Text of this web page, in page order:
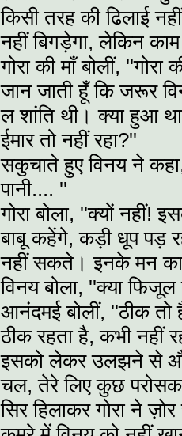
किसी तरह की ढिलाई
नहीं बिगड़ेगा, लेकिन
गोरा की माँ बोलीं,
जान जाती हूँ कि जरूर
ल शांति थी। क्या हुआ
ईमार तो नहीं रहा?''
सकुचाते हुए विनय ने
पानी.... ''
गोरा बोला, ''क्यों नहीं!
बाबू कहेंगे, कड़ी धूप पड़
नहीं सकते। इनके मन का
विनय बोला, ''क्या फिजूल
आनंदमई बोलीं, ''ठीक तो
ठीक रहता है, कभी नहीं
इसको लेकर उलझने से
चल, तेरे लिए कुछ
सिर हिलाकर गोरा ने